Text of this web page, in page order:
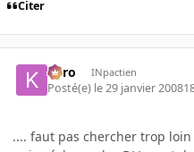
Citer
kyro INpactien
Posté(e) le 29 janvier 2008
.... faut pas chercher trop loin